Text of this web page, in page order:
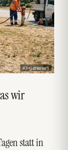
KI-generiert
wir
statt in